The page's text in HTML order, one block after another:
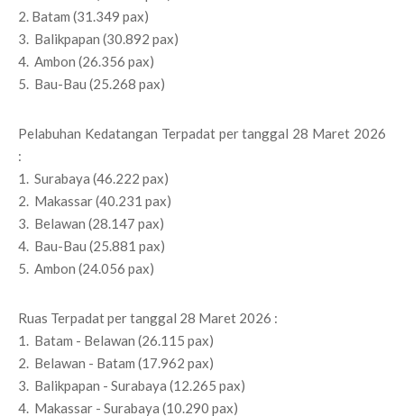
2. Batam (31.349 pax)
3. Balikpapan (30.892 pax)
4. Ambon (26.356 pax)
5. Bau-Bau (25.268 pax)
Pelabuhan Kedatangan Terpadat per tanggal 28 Maret 2026
:
1. Surabaya (46.222 pax)
2. Makassar (40.231 pax)
3. Belawan (28.147 pax)
4. Bau-Bau (25.881 pax)
5. Ambon (24.056 pax)
Ruas Terpadat per tanggal 28 Maret 2026 :
1. Batam - Belawan (26.115 pax)
2. Belawan - Batam (17.962 pax)
3. Balikpapan - Surabaya (12.265 pax)
4. Makassar - Surabaya (10.290 pax)